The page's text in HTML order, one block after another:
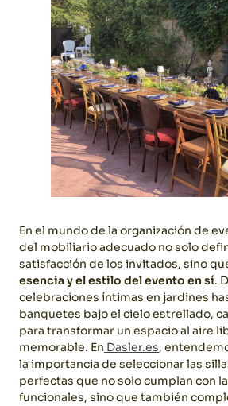
En el mundo de la organización de
del mobiliario adecuado no solo
satisfacción de los invitados, sino
esencia y el estilo del evento en sí.
celebraciones íntimas en jardines
banquetes bajo el cielo estrellado,
para transformar un espacio al aire
memorable. En Dasler.es,
la importancia de seleccionar las
perfectas que no solo cumplan con
funcionales, sino que también